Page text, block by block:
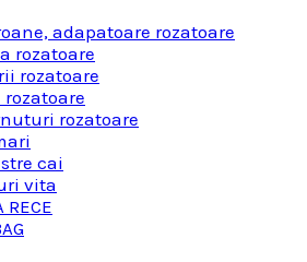
adapatoare rozatoare
rozatoare
rozatoare
rozatoare
rozatoare
cai
vita
RECE